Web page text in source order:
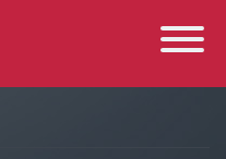
Toggle